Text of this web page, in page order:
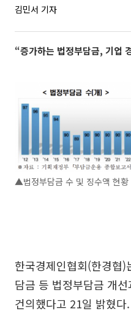
김민서 기자
“증가하는 법정부담금, 기업
▲법정부담금 수 및 징수액 현황
한국경제인협회(한경협
담금 등 법정부담금 개
건의했다고 21일 밝혔다.